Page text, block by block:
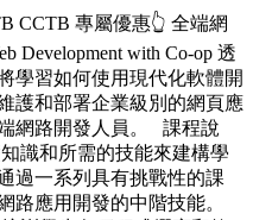
CCTB 專屬優惠👆 全端網
Development with Co-op 透
學習如何使用現代化軟體開
護和部署企業級別的網頁應
網路開發人員。 課程說
識和所需的技能來建構學
過一系列具有挑戰性的課
路應用開發的中階技能。